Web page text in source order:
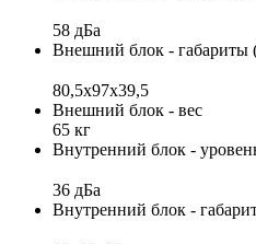
58 дБа
Внешний блок -
80,5х97х39,5
Внешний блок - вес
65 кг
Внутренний блок -
36 дБа
Внутренний блок -